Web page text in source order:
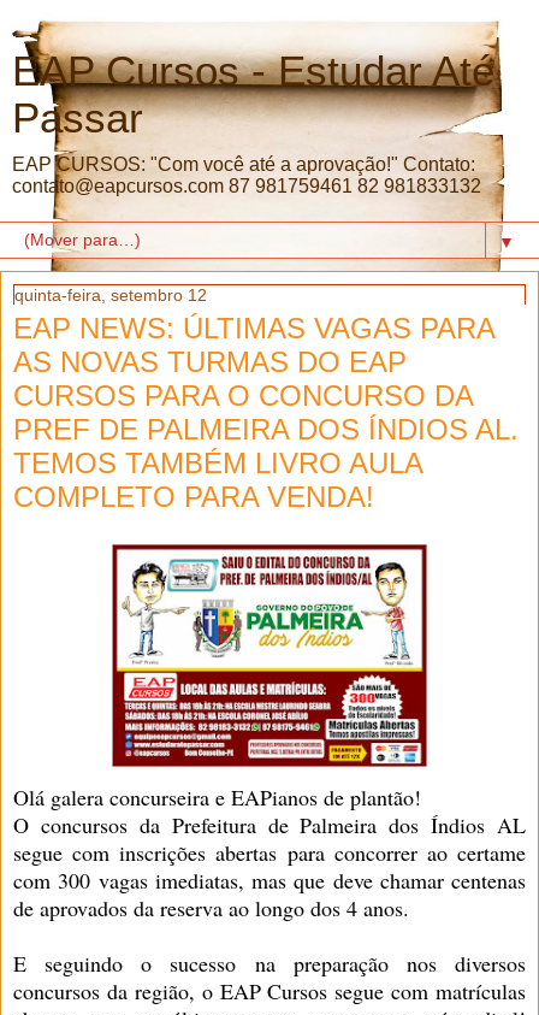
EAP Cursos - Estudar Até
Passar
EAP CURSOS: "Com você até a aprovação!" Contato:
contato@eapcursos.com 87 981759461 82 981833132
▼
quinta-feira, setembro 12
EAP NEWS: ÚLTIMAS VAGAS PARA
AS NOVAS TURMAS DO EAP
CURSOS PARA O CONCURSO DA
PREF DE PALMEIRA DOS ÍNDIOS AL.
TEMOS TAMBÉM LIVRO AULA
COMPLETO PARA VENDA!
Olá galera concurseira e EAPianos de plantão!
O concursos da Prefeitura de Palmeira dos Índios AL
segue com inscrições abertas para concorrer ao certame
com 300 vagas imediatas, mas que deve chamar centenas
de aprovados da reserva ao longo dos 4 anos.
E seguindo o sucesso na preparação nos diversos
concursos da região, o EAP Cursos segue com matrículas